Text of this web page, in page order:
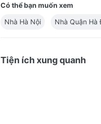
Có thể bạn muốn xem
Nhà Hà Nội
Nhà Quận Hà
Tiện ích xung quanh